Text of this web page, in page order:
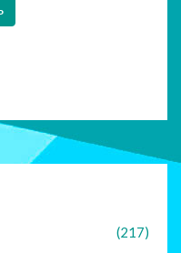
(217)